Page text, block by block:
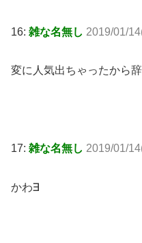
16: 雑な名無し 2019/01/
変に人気出ちゃったから
17: 雑な名無し 2019/01/
かわ∃